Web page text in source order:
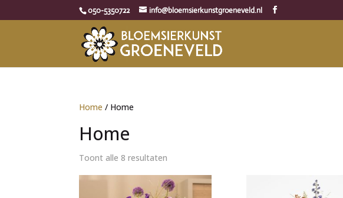
050-5350722 info@bloemsierkunstgroeneveld.nl
Home / Home
Home
Toont alle 8 resultaten